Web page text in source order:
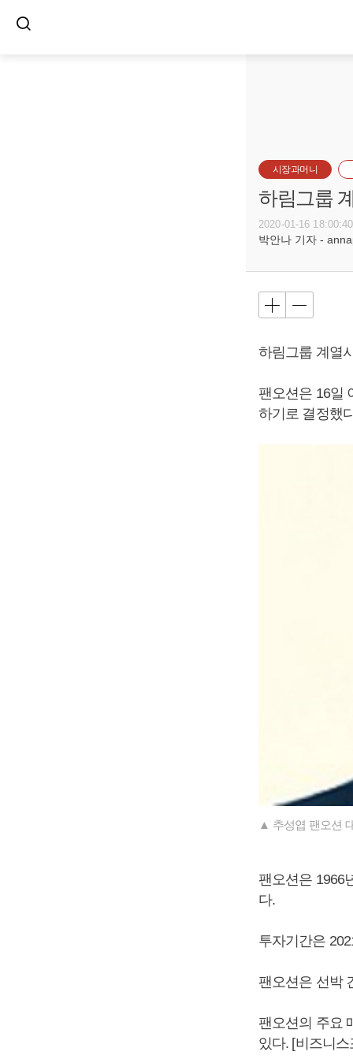
시장과머니
하림그룹
2020-01-16 18:00:40
박안나 기자 -
하림그룹 계열
팬오션은 16일
하기로 결정했
▲ 추성엽 팬오션
팬오션은 1966
다.
투자기간은
팬오션은 선박
팬오션의 주요
있다. [비즈니